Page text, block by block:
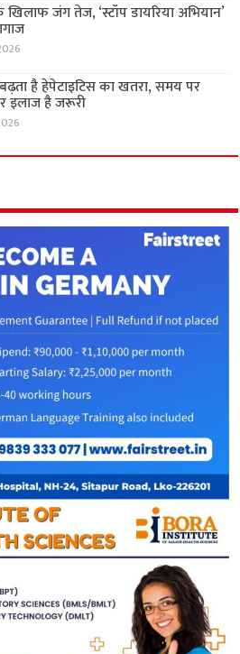
खिलाफ जंग तेज, ‘स्टॉप डायरिया अभियान’
है हेपेटाइटिस का खतरा, समय पर
इलाज है जरूरी